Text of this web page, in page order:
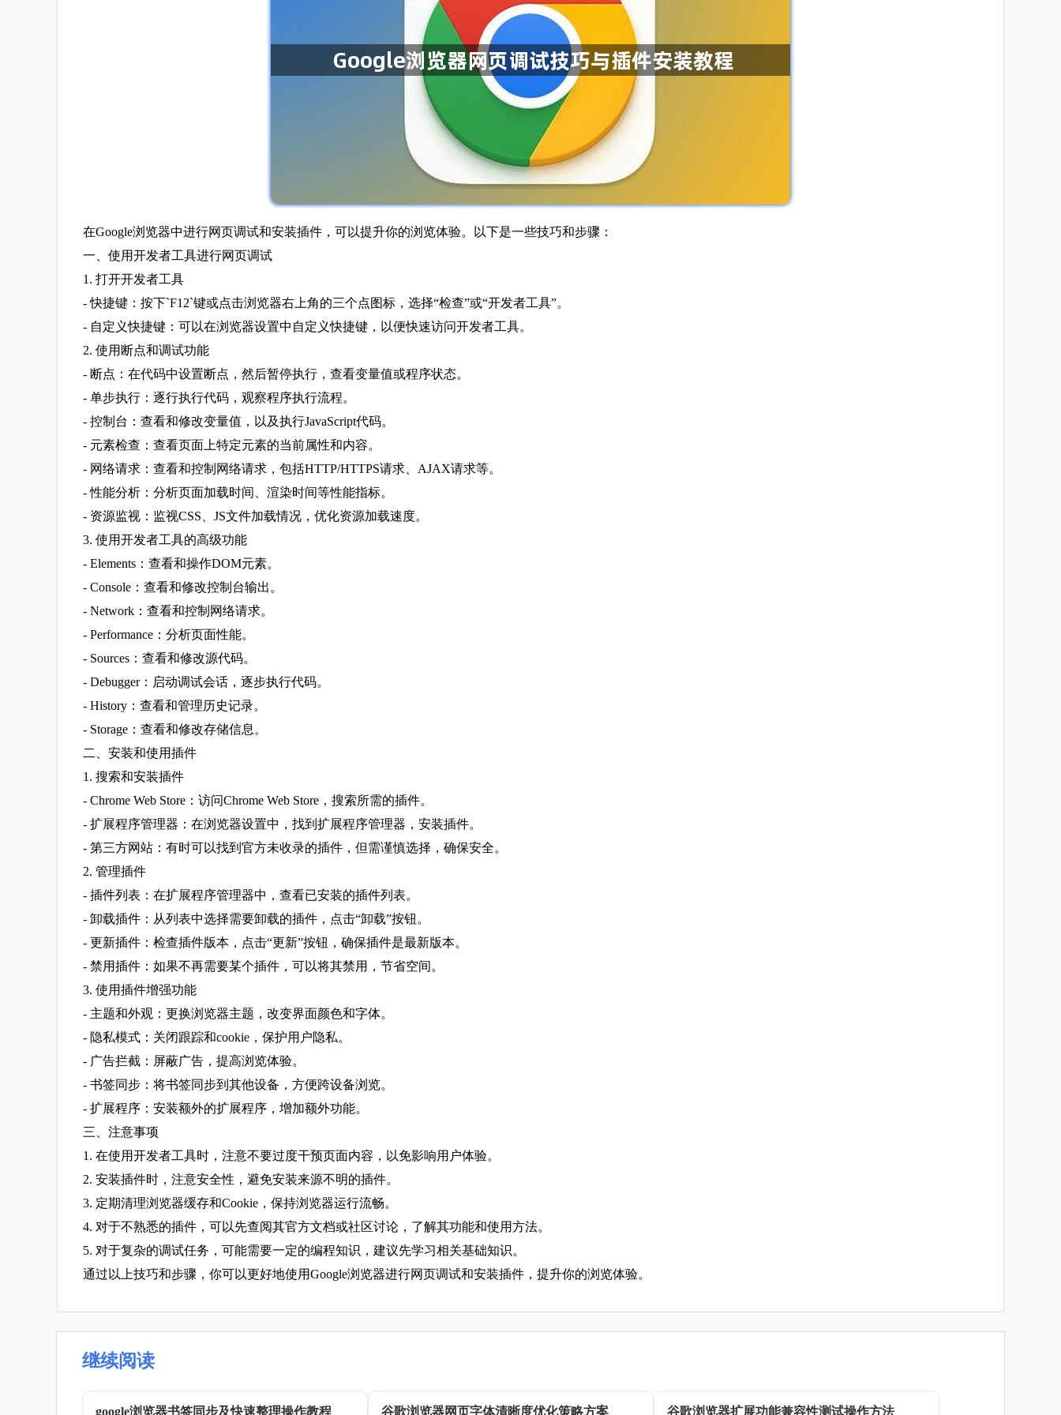
在Google浏览器中进行网页调试和安装插件，可以提升你的浏览体验。以下是一些技巧和步骤：
一、使用开发者工具进行网页调试
1. 打开开发者工具
- 快捷键：按下`F12`键或点击浏览器右上角的三个点图标，选择“检查”或“开发者工具”。
- 自定义快捷键：可以在浏览器设置中自定义快捷键，以便快速访问开发者工具。
2. 使用断点和调试功能
- 断点：在代码中设置断点，然后暂停执行，查看变量值或程序状态。
- 单步执行：逐行执行代码，观察程序执行流程。
- 控制台：查看和修改变量值，以及执行JavaScript代码。
- 元素检查：查看页面上特定元素的当前属性和内容。
- 网络请求：查看和控制网络请求，包括HTTP/HTTPS请求、AJAX请求等。
- 性能分析：分析页面加载时间、渲染时间等性能指标。
- 资源监视：监视CSS、JS文件加载情况，优化资源加载速度。
3. 使用开发者工具的高级功能
- Elements：查看和操作DOM元素。
- Console：查看和修改控制台输出。
- Network：查看和控制网络请求。
- Performance：分析页面性能。
- Sources：查看和修改源代码。
- Debugger：启动调试会话，逐步执行代码。
- History：查看和管理历史记录。
- Storage：查看和修改存储信息。
二、安装和使用插件
1. 搜索和安装插件
- Chrome Web Store：访问Chrome Web Store，搜索所需的插件。
- 扩展程序管理器：在浏览器设置中，找到扩展程序管理器，安装插件。
- 第三方网站：有时可以找到官方未收录的插件，但需谨慎选择，确保安全。
2. 管理插件
- 插件列表：在扩展程序管理器中，查看已安装的插件列表。
- 卸载插件：从列表中选择需要卸载的插件，点击“卸载”按钮。
- 更新插件：检查插件版本，点击“更新”按钮，确保插件是最新版本。
- 禁用插件：如果不再需要某个插件，可以将其禁用，节省空间。
3. 使用插件增强功能
- 主题和外观：更换浏览器主题，改变界面颜色和字体。
- 隐私模式：关闭跟踪和cookie，保护用户隐私。
- 广告拦截：屏蔽广告，提高浏览体验。
- 书签同步：将书签同步到其他设备，方便跨设备浏览。
- 扩展程序：安装额外的扩展程序，增加额外功能。
三、注意事项
1. 在使用开发者工具时，注意不要过度干预页面内容，以免影响用户体验。
2. 安装插件时，注意安全性，避免安装来源不明的插件。
3. 定期清理浏览器缓存和Cookie，保持浏览器运行流畅。
4. 对于不熟悉的插件，可以先查阅其官方文档或社区讨论，了解其功能和使用方法。
5. 对于复杂的调试任务，可能需要一定的编程知识，建议先学习相关基础知识。
通过以上技巧和步骤，你可以更好地使用Google浏览器进行网页调试和安装插件，提升你的浏览体验。
继续阅读
google浏览器书签同步及快速整理操作教程 谷歌浏览器网页字体清晰度优化策略方案 谷歌浏览器扩展功能兼容性测试操作方法